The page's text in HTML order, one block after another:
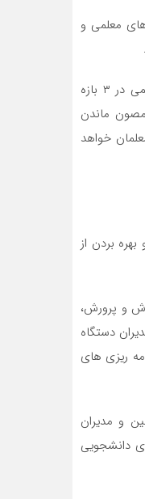
معلمی و
مهمترین راهکار برای دستیابی به نیروی انسانی مطلوب، پایش کیفی و اساسی داوطلبان ورود به عرصه معلمی در ۳ بازه
ماندن
خواهد
بردن از
و پرورش،
دستگاه
ریزی های
و مدیران
دانشجویی